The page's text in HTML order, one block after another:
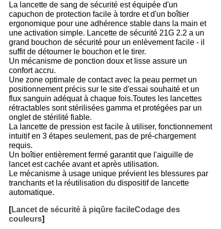
La lancette de sang de sécurité est équipée d'un
capuchon de protection facile à tordre et d'un boîtier
ergonomique pour une adhérence stable dans la main et
une activation simple. Lancette de sécurité 21G 2.2 a un
grand bouchon de sécurité pour un enlèvement facile - il
suffit de détourner le bouchon et le tirer.
Un mécanisme de ponction doux et lisse assure un
confort accru.
Une zone optimale de contact avec la peau permet un
positionnement précis sur le site d'essai souhaité et un
flux sanguin adéquat à chaque fois.Toutes les lancettes
rétractables sont stérilisées gamma et protégées par un
onglet de stérilité fiable.
La lancette de pression est facile à utiliser, fonctionnement
intuitif en 3 étapes seulement, pas de pré-chargement
requis.
Un boîtier entièrement fermé garantit que l'aiguille de
lancet est cachée avant et après utilisation.
Le mécanisme à usage unique prévient les blessures par
tranchants et la réutilisation du dispositif de lancette
automatique.
[Lancet de sécurité à piqûre facileCodage des
couleurs]